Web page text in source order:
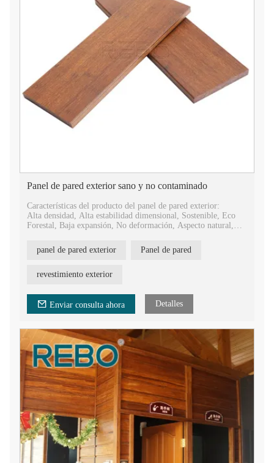
Panel de pared exterior sano y no contaminado
Características del producto del panel de pared exterior:
Alta densidad, Alta estabilidad dimensional, Sostenible, Eco
Forestal, Baja expansión, No deformación, Aspecto natural,
Ventajas del producto de revestimiento exterior de bambú:
moho, a prueba de polillas, resistente a rayones, producción en
panel de pared exterior Panel de pared
revestimiento exterior
Enviar consulta ahora Detalles